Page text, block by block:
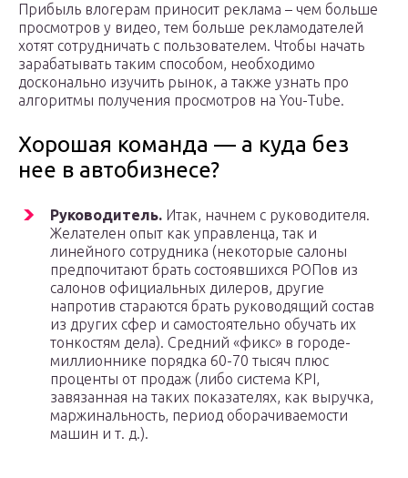
Прибыль влогерам приносит реклама – чем больше
просмотров у видео, тем больше рекламодателей
хотят сотрудничать с пользователем. Чтобы начать
зарабатывать таким способом, необходимо
досконально изучить рынок, а также узнать про
алгоритмы получения просмотров на You-Tube.
Хорошая команда — а куда без
нее в автобизнесе?
Руководитель. Итак, начнем с руководителя.
Желателен опыт как управленца, так и
линейного сотрудника (некоторые салоны
предпочитают брать состоявшихся РОПов из
салонов официальных дилеров, другие
напротив стараются брать руководящий состав
из других сфер и самостоятельно обучать их
тонкостям дела). Средний «фикс» в городе-
миллионнике порядка 60-70 тысяч плюс
проценты от продаж (либо система KPI,
завязанная на таких показателях, как выручка,
маржинальность, период оборачиваемости
машин и т. д.).